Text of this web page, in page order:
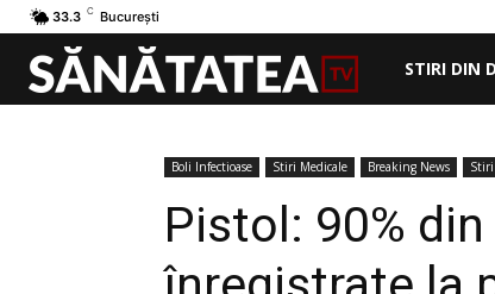
33.3 C București
STIRI DIN
Boli Infectioase Stiri Medicale Breaking News
Pistol: 90%